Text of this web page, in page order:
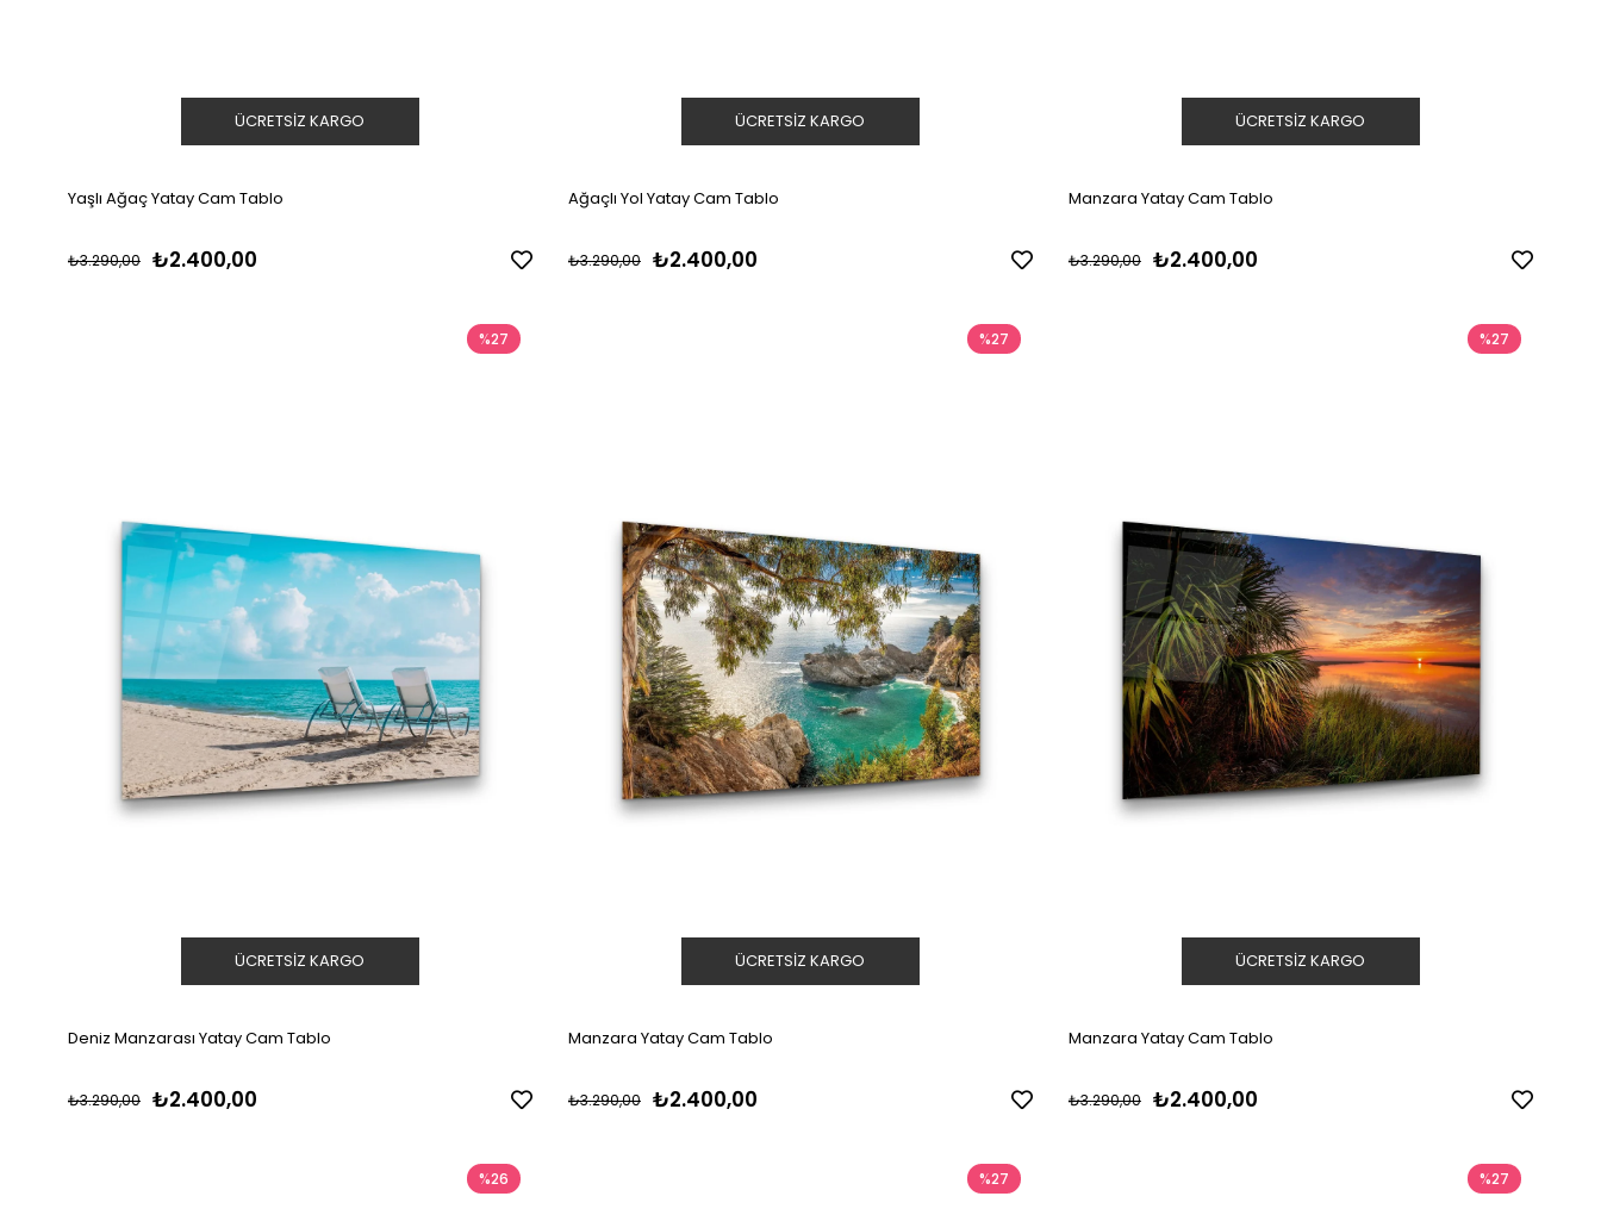
Yaşlı Ağaç Yatay Cam Tablo
₺2.400,00
₺3.290,00
ÜCRETSIZ KARGO
Ağaçlı Yol Yatay Cam Tablo
₺2.400,00
₺3.290,00
ÜCRETSIZ KARGO
Manzara Yatay Cam Tablo
₺2.400,00
₺3.290,00
ÜCRETSIZ KARGO
Deniz Manzarası Yatay Cam Tablo
₺2.400,00
₺3.290,00
%27
ÜCRETSIZ KARGO
Manzara Yatay Cam Tablo
₺2.400,00
₺3.290,00
%27
ÜCRETSIZ KARGO
Manzara Yatay Cam Tablo
₺2.400,00
₺3.290,00
%27
ÜCRETSIZ KARGO
%26 %27 %27